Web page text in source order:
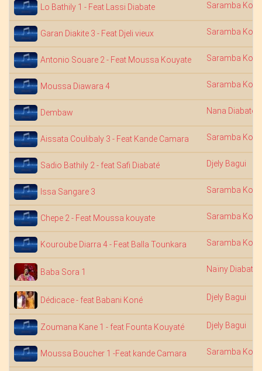
Lo Bathily 1 - Feat Lassi Diabate Saramba
Garan Diakite 3 - Feat Djeli vieux Saramba
Antonio Souare 2 - Feat Moussa Kouyate Saramba
Moussa Diawara 4 Saramba
Dembaw Nana Diabaté
Aissata Coulibaly 3 - Feat Kande Camara Saramba
Sadio Bathily 2 - feat Safi Diabaté Djely Bagui
Issa Sangare 3 Saramba
Chepe 2 - Feat Moussa kouyate Saramba
Kouroube Diarra 4 - Feat Balla Tounkara Saramba
Baba Sora 1 Naïny Diabaté
Dédicace - feat Babani Koné Djely Bagui
Zoumana Kane 1 - feat Founta Kouyaté Djely Bagui
Moussa Boucher 1 -Feat kande Camara Saramba